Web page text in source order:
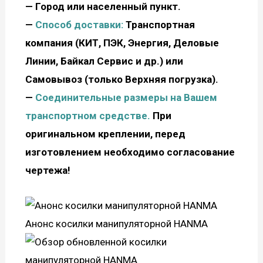
— Город или населенный пункт.
— Способ доставки: Транспортная
компания (КИТ, ПЭК, Энергия, Деловые
Линии, Байкал Сервис и др.) или
Самовывоз (только Верхняя погрузка).
— Соединительные размеры на Вашем
транспортном средстве. При
оригинальном креплении, перед
изготовлением необходимо согласование
чертежа!
Анонс косилки манипуляторной HANMA